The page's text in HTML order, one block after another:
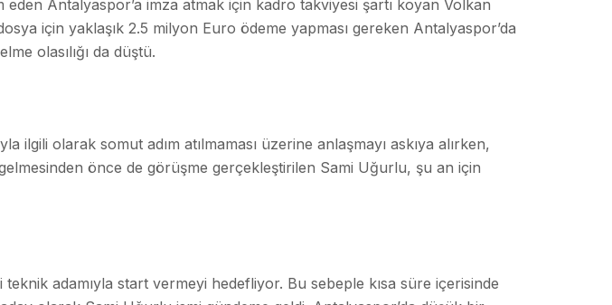
Antalyaspor’a imza atmak için kadro takviyesi şartı koyan Volkan
için yaklaşık 2.5 milyon Euro ödeme yapması gereken Antalyaspor’da
olasılığı da düştü.
olarak somut adım atılmaması üzerine anlaşmayı askıya alırken,
önce de görüşme gerçekleştirilen Sami Uğurlu, şu an için
adamıyla start vermeyi hedefliyor. Bu sebeple kısa süre içerisinde